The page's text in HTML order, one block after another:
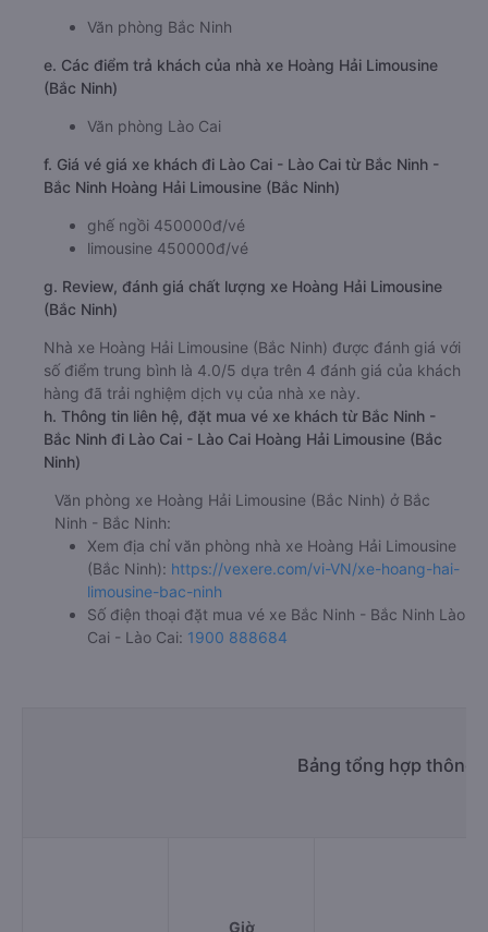
Văn phòng Bắc Ninh
e. Các điểm trả khách của nhà xe Hoàng Hải Limousine
(Bắc Ninh)
Văn phòng Lào Cai
f. Giá vé giá xe khách đi Lào Cai - Lào Cai từ Bắc Ninh -
Bắc Ninh Hoàng Hải Limousine (Bắc Ninh)
ghế ngồi 450000đ/vé
limousine 450000đ/vé
g. Review, đánh giá chất lượng xe Hoàng Hải Limousine
(Bắc Ninh)
Nhà xe Hoàng Hải Limousine (Bắc Ninh) được đánh giá với
số điểm trung bình là 4.0/5 dựa trên 4 đánh giá của khách
hàng đã trải nghiệm dịch vụ của nhà xe này.
h. Thông tin liên hệ, đặt mua vé xe khách từ Bắc Ninh -
Bắc Ninh đi Lào Cai - Lào Cai Hoàng Hải Limousine (Bắc
Ninh)
Văn phòng xe Hoàng Hải Limousine (Bắc Ninh) ở Bắc
Ninh - Bắc Ninh:
Xem địa chỉ văn phòng nhà xe Hoàng Hải Limousine
(Bắc Ninh): https://vexere.com/vi-VN/xe-hoang-hai-
limousine-bac-ninh
Số điện thoại đặt mua vé xe Bắc Ninh - Bắc Ninh Lào
Cai - Lào Cai: 1900 888684
Bảng tổng hợp thông
Giờ